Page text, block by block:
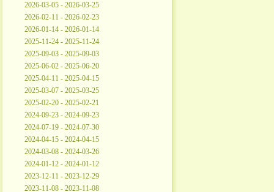
2026-03-05 - 2026-03-25
2026-02-11 - 2026-02-23
2026-01-14 - 2026-01-14
2025-11-24 - 2025-11-24
2025-09-03 - 2025-09-03
2025-06-02 - 2025-06-20
2025-04-11 - 2025-04-15
2025-03-07 - 2025-03-25
2025-02-20 - 2025-02-21
2024-09-23 - 2024-09-23
2024-07-19 - 2024-07-30
2024-04-15 - 2024-04-15
2024-03-08 - 2024-03-26
2024-01-12 - 2024-01-12
2023-12-11 - 2023-12-29
2023-11-08 - 2023-11-08